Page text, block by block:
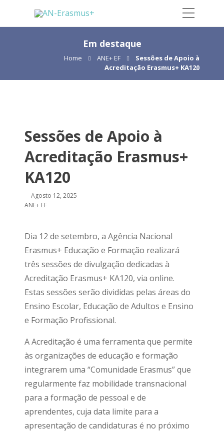
Em destaque
Home ANE+ EF
Sessões de Apoio à
Acreditação Erasmus+ KA120
Sessões de Apoio à
Acreditação Erasmus+
KA120
Agosto 12, 2025
ANE+ EF
Dia 12 de setembro, a Agência Nacional
Erasmus+ Educação e Formação realizará
três sessões de divulgação dedicadas à
Acreditação Erasmus+ KA120, via online.
Estas sessões serão divididas pelas áreas do
Ensino Escolar, Educação de Adultos e Ensino
e Formação Profissional.
A Acreditação é uma ferramenta que permite
às organizações de educação e formação
integrarem uma “Comunidade Erasmus” que
regularmente faz mobilidade transnacional
para a formação de pessoal e de
aprendentes, cuja data limite para a
apresentação de candidaturas é no próximo